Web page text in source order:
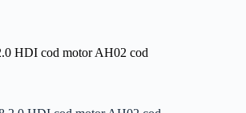
HDI cod motor AH02 cod